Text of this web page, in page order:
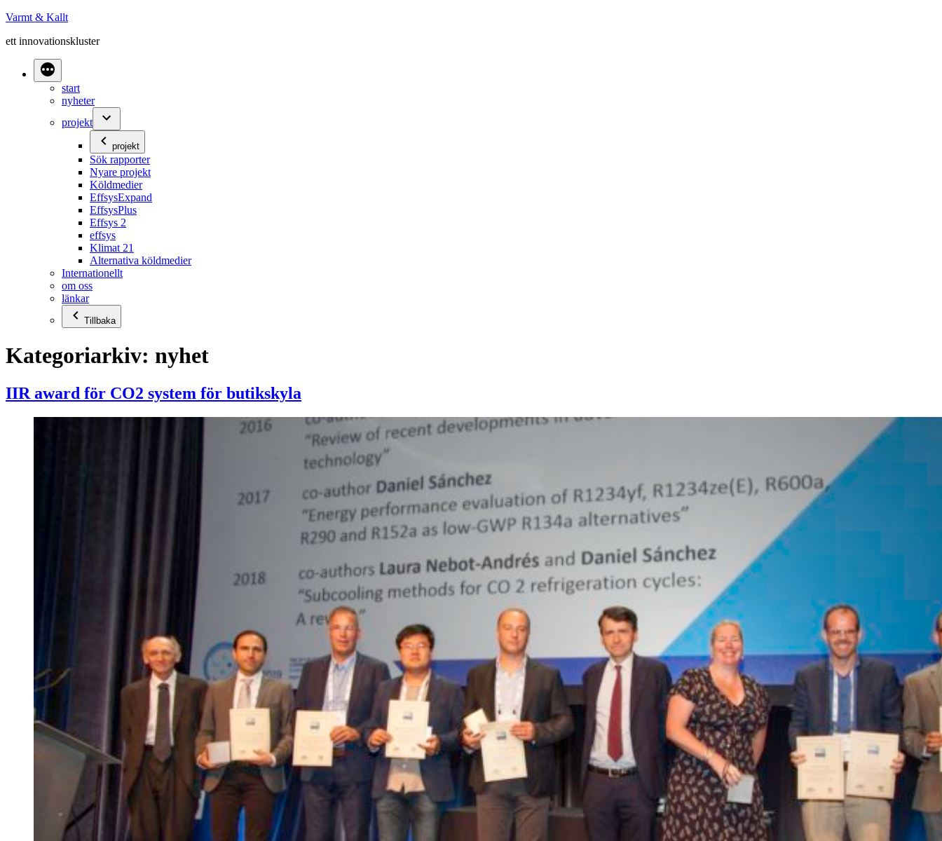
Hoppa
innehåll
Varmt & Kallt
ett innovationskluster
start
nyheter
projekt
projekt
Sök rapporter
Nyare projekt
Köldmedier
EffsysExpand
EffsysPlus
Effsys 2
effsys
Klimat 21
Alternativa köldmedier
Internationellt
om oss
länkar
Tillbaka
Kategoriarkiv: nyhet
IIR award för CO2 system för butikskyla